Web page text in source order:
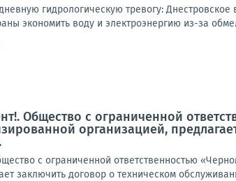
гидрологическую тревогу:
экономить воду и электроэнергию из-за
Общество с ограниченной
организацией,
с ограниченной ответственностью
заключить договор о техническом